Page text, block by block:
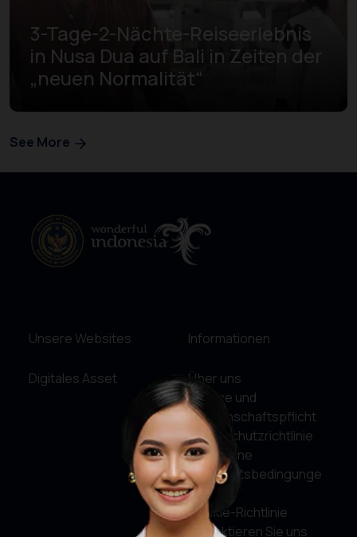
3-Tage-2-Nächte-Reiseerlebnis
in Nusa Dua auf Bali in Zeiten der
„neuen Normalität“
See More
Unsere Websites
Digitales Asset
Informationen
Über uns
Service und
Rechenschaftspflicht
Datenschutzrichtlinie
Allgemeine
Geschäftsbedingunge
n
Cookie-Richtlinie
Kontaktieren Sie uns